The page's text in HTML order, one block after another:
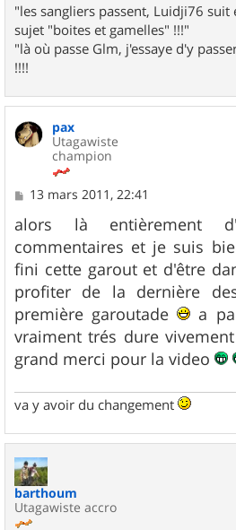
"les sangliers passent, Luidji76
sujet "boites et gamelles" !!!"
"là où passe Glm, j'essaye d'y
!!!!
pax
Utagawiste
champion
M
s
s
a
g
e
13 mars 2011, 22:41
alors là entièrement
commentaires et je suis
fini cette garout et d'être
profiter de la dernière
première garoutade
a
vraiment trés dure
grand merci pour la video
va y avoir du changement
barthoum
Utagawiste accro